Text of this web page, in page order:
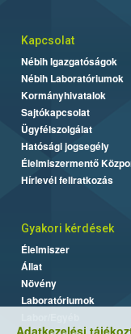
Adatkezelési
Kapcsolat
Nébih Igazgatóságok
Nébih Laboratóriumok
Kormányhivatalok
Sajtókapcsolat
Ügyfélszolgálat
Hatósági jogsegély
Élelmiszermentő
Hírlevél feliratkozás
Gyakori kérdések
Élelmiszer
Állat
Növény
Laboratóriumok